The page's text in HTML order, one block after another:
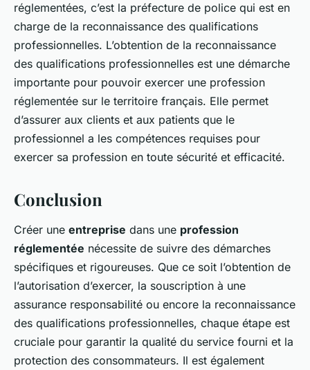
réglementées, c’est la préfecture de police qui est en
charge de la reconnaissance des qualifications
professionnelles. L’obtention de la reconnaissance
des qualifications professionnelles est une démarche
importante pour pouvoir exercer une profession
réglementée sur le territoire français. Elle permet
d’assurer aux clients et aux patients que le
professionnel a les compétences requises pour
exercer sa profession en toute sécurité et efficacité.
Conclusion
Créer une entreprise dans une profession
réglementée nécessite de suivre des démarches
spécifiques et rigoureuses. Que ce soit l’obtention de
l’autorisation d’exercer, la souscription à une
assurance responsabilité ou encore la reconnaissance
des qualifications professionnelles, chaque étape est
cruciale pour garantir la qualité du service fourni et la
protection des consommateurs. Il est également